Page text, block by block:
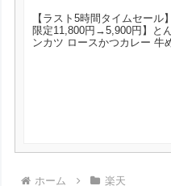
【ラスト5時間タイムセール
限定11,800円→5,900円】と
ンカツ ロースかつカレー 牛
ホーム 楽天